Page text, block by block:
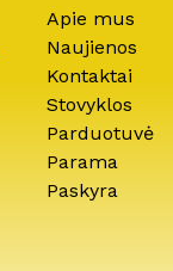
Apie mus
Naujienos
Kontaktai
Stovyklos
Parduotuvė
Parama
Paskyra